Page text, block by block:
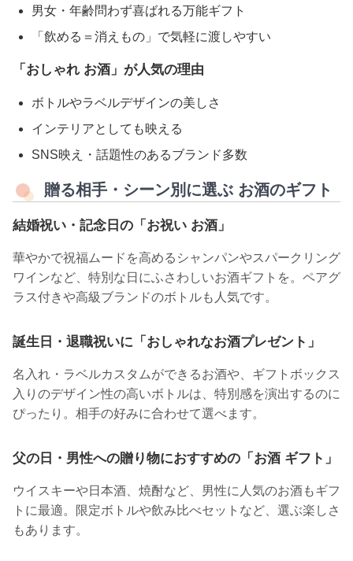
男女・年齢問わず喜ばれる万能ギフト
「飲める＝消えもの」で気軽に渡しやすい
「おしゃれ お酒」が人気の理由
ボトルやラベルデザインの美しさ
インテリアとしても映える
SNS映え・話題性のあるブランド多数
贈る相手・シーン別に選ぶ お酒のギフト
結婚祝い・記念日の「お祝い お酒」
華やかで祝福ムードを高めるシャンパンやスパークリング
ワインなど、特別な日にふさわしいお酒ギフトを。ペアグ
ラス付きや高級ブランドのボトルも人気です。
誕生日・退職祝いに「おしゃれなお酒プレゼント」
名入れ・ラベルカスタムができるお酒や、ギフトボックス
入りのデザイン性の高いボトルは、特別感を演出するのに
ぴったり。相手の好みに合わせて選べます。
父の日・男性への贈り物におすすめの「お酒 ギフト」
ウイスキーや日本酒、焼酎など、男性に人気のお酒もギフ
トに最適。限定ボトルや飲み比べセットなど、選ぶ楽しさ
もあります。